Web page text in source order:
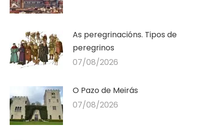
As peregrinacións. Tipos de
peregrinos
07/08/2026
O Pazo de Meirás
07/08/2026